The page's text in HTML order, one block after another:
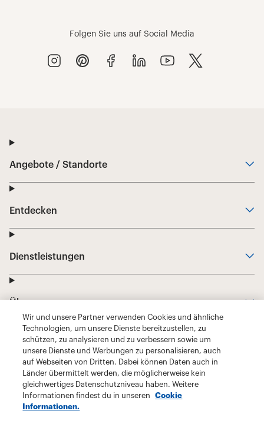
Wir und unsere Partner verwenden Cookies und ähnliche
Technologien, um unsere Dienste bereitzustellen, zu
schützen, zu analysieren und zu verbessern sowie um
unsere Dienste und Werbungen zu personalisieren, auch
auf Webseiten von Dritten. Dabei können Daten auch in
Länder übermittelt werden, die möglicherweise kein
gleichwertiges Datenschutzniveau haben. Weitere
Informationen findest du in unseren
Cookie
Informationen.